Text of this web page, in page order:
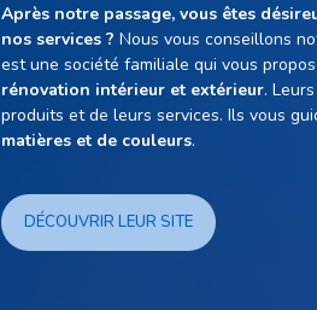
Après notre passage, vous êtes
nos services ? Nous vous conseillons
est une société familiale qui vous
rénovation intérieur et extérieur.
produits et de leurs services. Ils vous
matières et de couleurs.
DÉCOUVRIR LEUR SITE